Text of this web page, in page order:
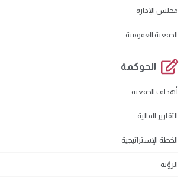
مجلس الإدارة
الجمعية العمومية
الحوكمة
أهداف الجمعية
التقارير المالية
الخطة الإستراتيجية
الرؤية